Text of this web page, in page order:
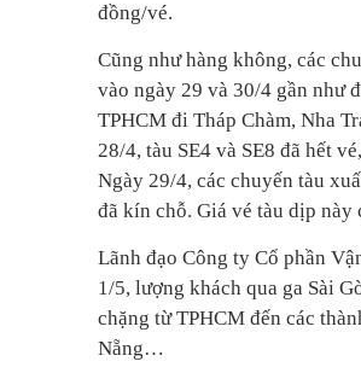
đồng/vé.
Cũng như hàng không, các
vào ngày 29 và 30/4 gần như
TPHCM đi Tháp Chàm, Nha
28/4, tàu SE4 và SE8 đã hết
Ngày 29/4, các chuyến tàu
đã kín chỗ. Giá vé tàu dịp
Lãnh đạo Công ty Cổ phần
1/5, lượng khách qua ga Sài
chặng từ TPHCM đến các
Nẵng…